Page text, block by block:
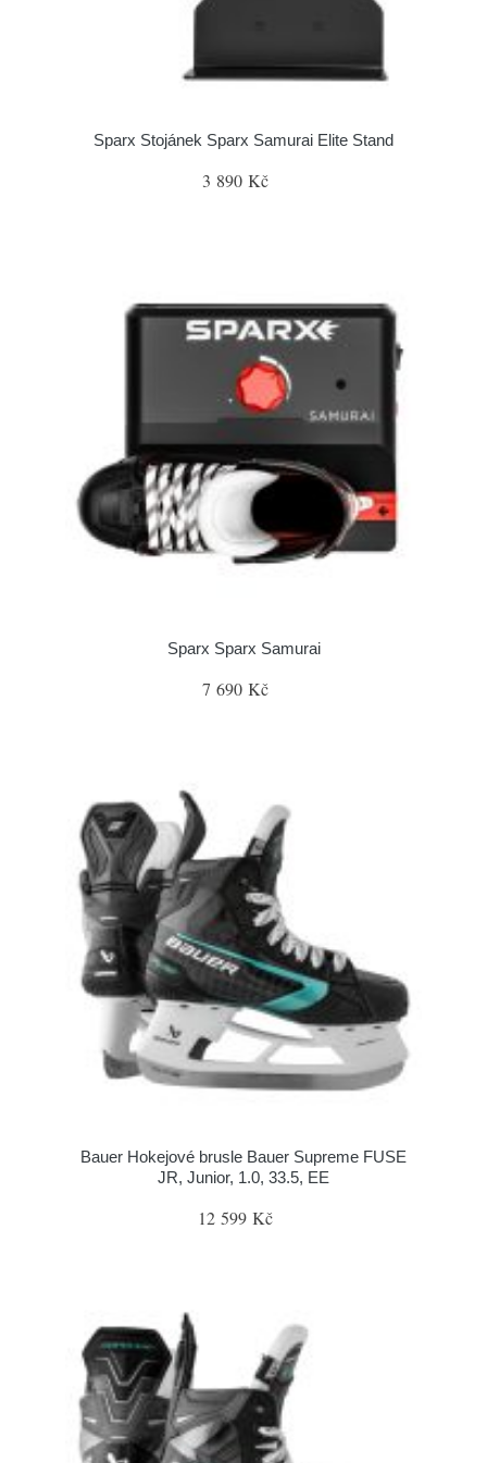
Sparx Stojánek Sparx Samurai Elite Stand
3 890 Kč
Sparx Sparx Samurai
7 690 Kč
Bauer Hokejové brusle Bauer Supreme FUSE
JR, Junior, 1.0, 33.5, EE
12 599 Kč